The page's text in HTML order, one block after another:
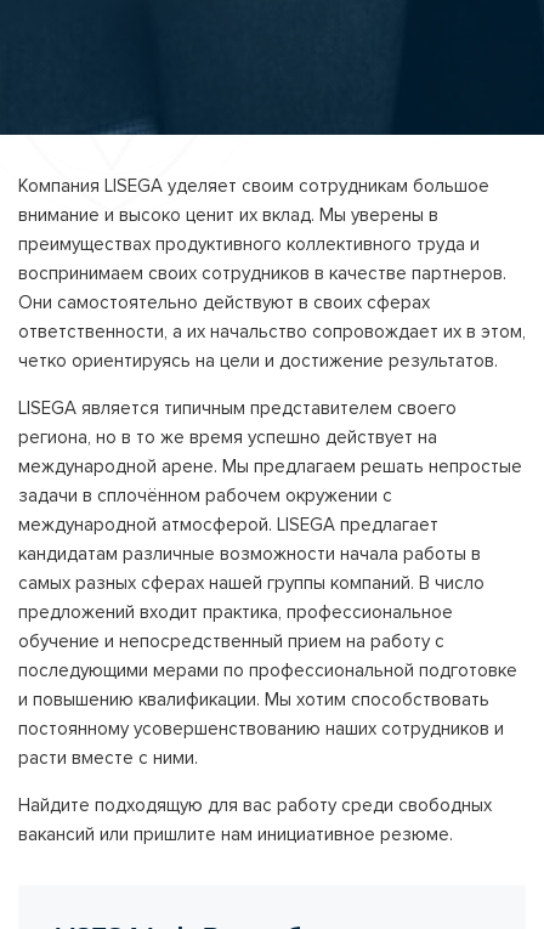
Компания LISEGA уделяет своим сотрудникам большое
внимание и высоко ценит их вклад. Мы уверены в
преимуществах продуктивного коллективного труда и
воспринимаем своих сотрудников в качестве партнеров.
Они самостоятельно действуют в своих сферах
ответственности, а их начальство сопровождает их в этом,
четко ориентируясь на цели и достижение результатов.
LISEGA является типичным представителем своего
региона, но в то же время успешно действует на
международной арене. Мы предлагаем решать непростые
задачи в сплочённом рабочем окружении с
международной атмосферой. LISEGA предлагает
кандидатам различные возможности начала работы в
самых разных сферах нашей группы компаний. В число
предложений входит практика, профессиональное
обучение и непосредственный прием на работу с
последующими мерами по профессиональной подготовке
и повышению квалификации. Мы хотим способствовать
постоянному усовершенствованию наших сотрудников и
расти вместе с ними.
Найдите подходящую для вас работу среди свободных
вакансий или пришлите нам инициативное резюме.